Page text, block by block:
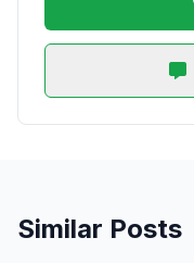
Similar Posts